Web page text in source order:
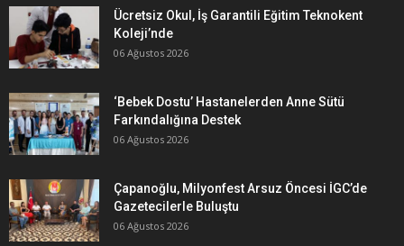
Ücretsiz Okul, İş Garantili Eğitim Teknokent
Koleji’nde
06 Ağustos 2026
‘Bebek Dostu’ Hastanelerden Anne Sütü
Farkındalığına Destek
06 Ağustos 2026
Çapanoğlu, Milyonfest Arsuz Öncesi İGC’de
Gazetecilerle Buluştu
06 Ağustos 2026